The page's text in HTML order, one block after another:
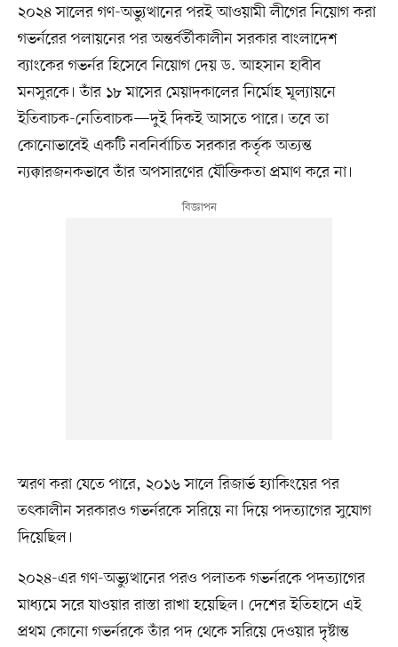
২০২৪ সালের গণ-অভ্যুত্থানের পরই আওয়ামী লীগের নিয়োগ করা
গভর্নরের পলায়নের পর অন্তর্বর্তীকালীন সরকার বাংলাদেশ
ব্যাংকের গভর্নর হিসেবে নিয়োগ দেয় ড. আহসান হাবীব
মনসুরকে। তাঁর ১৮ মাসের মেয়াদকালের নির্মোহ মূল্যায়নে
ইতিবাচক-নেতিবাচক—দুই দিকই আসতে পারে। তবে তা
কোনোভাবেই একটি নবনির্বাচিত সরকার কর্তৃক অত্যন্ত
ন্যক্কারজনকভাবে তাঁর অপসারণের যৌক্তিকতা প্রমাণ করে না।
স্মরণ করা যেতে পারে, ২০১৬ সালে রিজার্ভ হ্যাকিংয়ের পর
তৎকালীন সরকারও গভর্নরকে সরিয়ে না দিয়ে পদত্যাগের সুযোগ
দিয়েছিল।
২০২৪-এর গণ-অভ্যুত্থানের পরও পলাতক গভর্নরকে পদত্যাগের
মাধ্যমে সরে যাওয়ার রাস্তা রাখা হয়েছিল। দেশের ইতিহাসে এই
প্রথম কোনো গভর্নরকে তাঁর পদ থেকে সরিয়ে দেওয়ার দৃষ্টান্ত